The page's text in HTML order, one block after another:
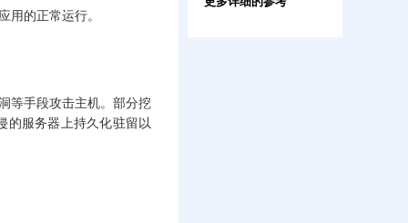
用的正常运行。
等手段攻击主机。部分挖
的服务器上持久化驻留以